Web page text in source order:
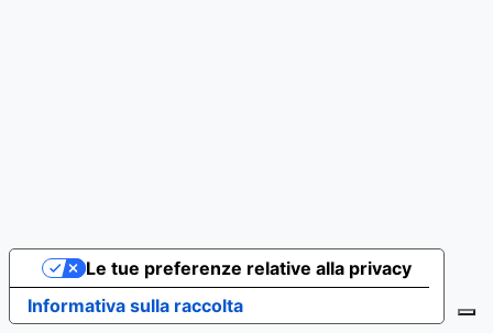
Informativa sulla raccolta
Le tue preferenze relative alla privacy